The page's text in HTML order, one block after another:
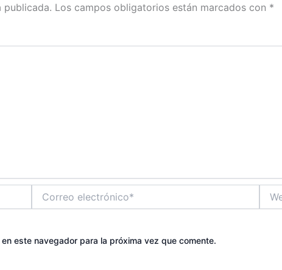
publicada. Los campos obligatorios están marcados con *
electrónico*
este navegador para la próxima vez que comente.